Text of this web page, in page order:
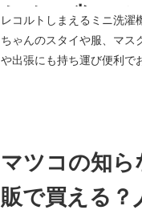
ためて省スペ
レコルトしまえるミニ洗濯
ちゃんのスタイや服、マス
や出張にも持ち運び便利で
マツコの知ら
販で買える？